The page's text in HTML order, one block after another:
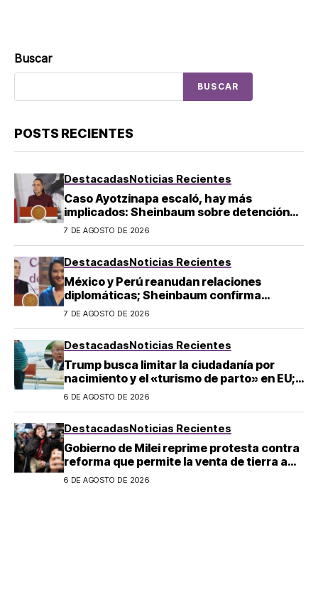
Buscar
BUSCAR
POSTS RECIENTES
DestacadasNoticias Recientes
Caso Ayotzinapa escaló, hay más
implicados: Sheinbaum sobre detención
de Ángel Aguirre
7 DE AGOSTO DE 2026
DestacadasNoticias Recientes
México y Perú reanudan relaciones
diplomáticas; Sheinbaum confirma
llegada de Betssy Chávez al país
7 DE AGOSTO DE 2026
DestacadasNoticias Recientes
Trump busca limitar la ciudadanía por
nacimiento y el «turismo de parto» en EU;
¿a quién afecta?
6 DE AGOSTO DE 2026
DestacadasNoticias Recientes
Gobierno de Milei reprime protesta contra
reforma que permite la venta de tierra a
extranjeros en Argentina
6 DE AGOSTO DE 2026